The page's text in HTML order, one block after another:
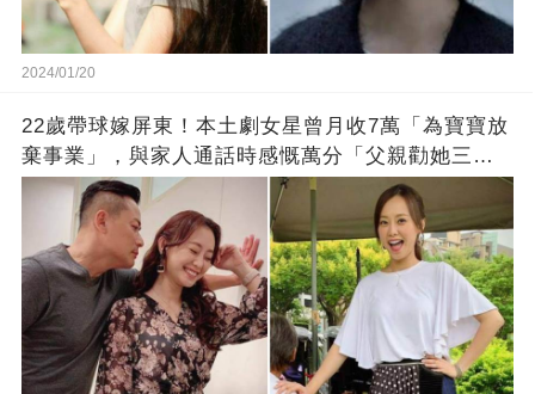
2024/01/20
22歲帶球嫁屏東！本土劇女星曾月收7萬「為寶寶放
棄事業」，與家人通話時感慨萬分「父親勸她三
思」：只有過一次眼淚